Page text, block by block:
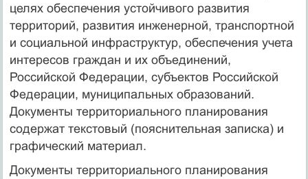
целях обеспечения устойчивого развития
территорий, развития инженерной, транспортной
и социальной инфраструктур, обеспечения учета
интересов граждан и их объединений,
Российской Федерации, субъектов Российской
Федерации, муниципальных образований.
Документы территориального планирования
содержат текстовый (пояснительная записка) и
графический материал.
Документы территориального планирования